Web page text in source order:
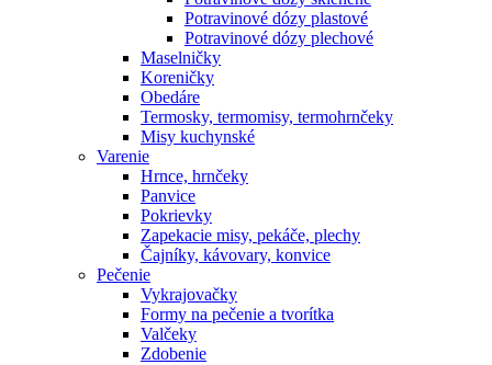
Potravinové dózy plastové
Potravinové dózy plechové
Maselničky
Koreničky
Obedáre
Termosky, termomisy, termohrnčeky
Misy kuchynské
Varenie
Hrnce, hrnčeky
Panvice
Pokrievky
Zapekacie misy, pekáče, plechy
Čajníky, kávovary, konvice
Pečenie
Vykrajovačky
Formy na pečenie a tvorítka
Valčeky
Zdobenie